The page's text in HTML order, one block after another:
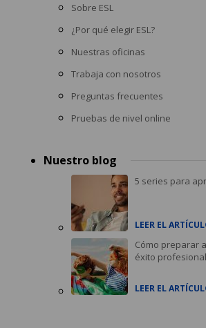
Sobre ESL
¿Por qué elegir ESL?
Nuestras oficinas
Trabaja con nosotros
Preguntas frecuentes
Pruebas de nivel online
Nuestro blog
5 series para
LEER EL
Cómo preparar
éxito profesional
LEER EL